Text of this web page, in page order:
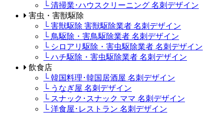
└ 清掃業･ハウスクリーニング 名刺デザイン
害虫・害獣駆除
└ 害獣駆除 害獣駆除業者 名刺デザイン
└ 鳥駆除・害鳥駆除業者 名刺デザイン
└ シロアリ駆除・害虫駆除業者 名刺デザイン
└ ハチ駆除・害虫駆除業者 名刺デザイン
飲食店
└ 韓国料理･韓国居酒屋 名刺デザイン
└ うなぎ屋 名刺デザイン
└ スナック･スナック ママ 名刺デザイン
└ 洋食屋･レストラン 名刺デザイン